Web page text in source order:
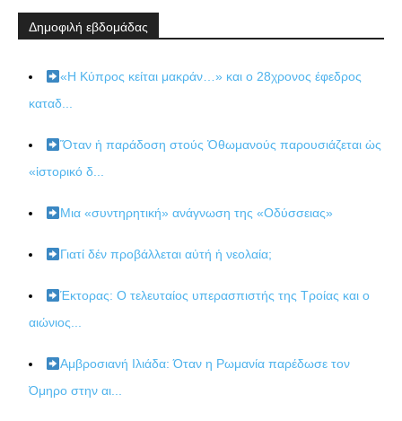
Δημοφιλή εβδομάδας
«Η Κύπρος κείται μακράν…» και ο 28χρονος έφεδρος
καταδ...
Ὅταν ἡ παράδοση στούς Ὀθωμανούς παρουσιάζεται ὡς
«ἱστορικό δ...
Μια «συντηρητική» ανάγνωση της «Οδύσσειας»
Γιατί δέν προβάλλεται αὐτή ἡ νεολαία;
Έκτορας: Ο τελευταίος υπερασπιστής της Τροίας και ο
αιώνιος...
Αμβροσιανή Ιλιάδα: Όταν η Ρωμανία παρέδωσε τον
Όμηρο στην αι...